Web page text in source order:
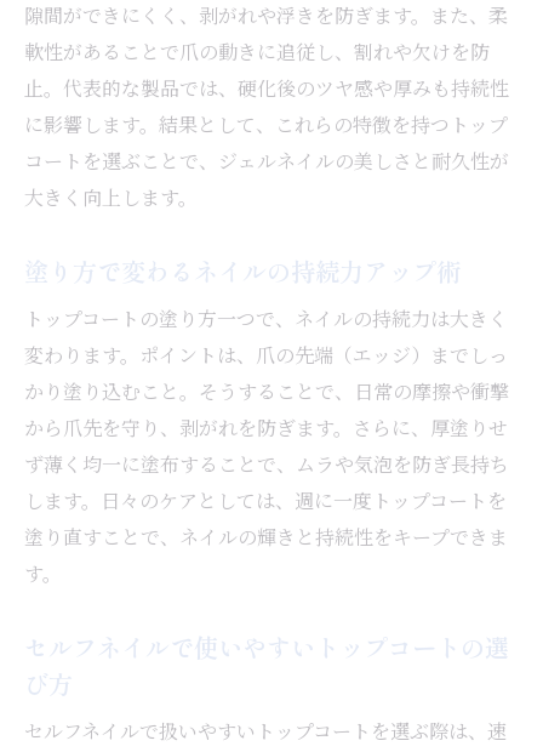
隙間ができにくく、剥がれや浮きを防ぎます。また、柔
軟性があることで爪の動きに追従し、割れや欠けを防
止。代表的な製品では、硬化後のツヤ感や厚みも持続性
に影響します。結果として、これらの特徴を持つトップ
コートを選ぶことで、ジェルネイルの美しさと耐久性が
大きく向上します。
塗り方で変わるネイルの持続力アップ術
トップコートの塗り方一つで、ネイルの持続力は大きく
変わります。ポイントは、爪の先端（エッジ）までしっ
かり塗り込むこと。そうすることで、日常の摩擦や衝撃
から爪先を守り、剥がれを防ぎます。さらに、厚塗りせ
ず薄く均一に塗布することで、ムラや気泡を防ぎ長持ち
します。日々のケアとしては、週に一度トップコートを
塗り直すことで、ネイルの輝きと持続性をキープできま
す。
セルフネイルで使いやすいトップコートの選
び方
セルフネイルで扱いやすいトップコートを選ぶ際は、速